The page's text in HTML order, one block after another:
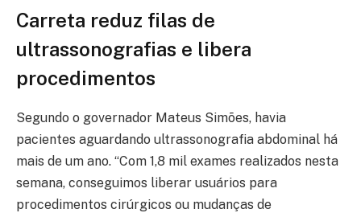
Carreta reduz filas de
ultrassonografias e libera
procedimentos
Segundo o governador Mateus Simões, havia
pacientes aguardando ultrassonografia abdominal há
mais de um ano. “Com 1,8 mil exames realizados nesta
semana, conseguimos liberar usuários para
procedimentos cirúrgicos ou mudanças de